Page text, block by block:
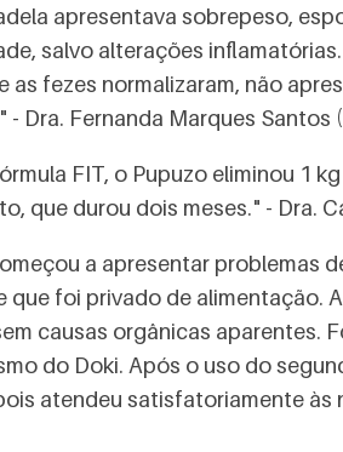
apresentava sobrepeso,
salvo alterações
as fezes normalizaram, não
- Dra. Fernanda Marques Santos
FIT, o Pupuzo eliminou 1
que durou dois meses." - Dra.
a apresentar problemas
que foi privado de alimentação.
causas orgânicas aparentes.
do Doki. Após o uso do
atendeu satisfatoriamente às